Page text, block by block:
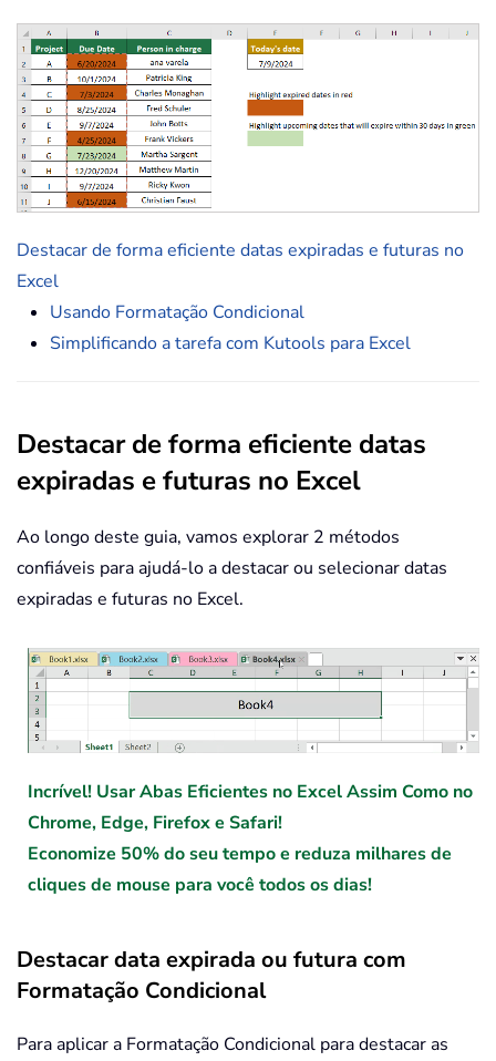
Destacar de forma eficiente datas expiradas e futuras no
Excel
Usando Formatação Condicional
Simplificando a tarefa com Kutools para Excel
Destacar de forma eficiente datas
expiradas e futuras no Excel
Ao longo deste guia, vamos explorar 2 métodos
confiáveis para ajudá-lo a destacar ou selecionar datas
expiradas e futuras no Excel.
Incrível! Usar Abas Eficientes no Excel Assim Como no
Chrome, Edge, Firefox e Safari!
Economize 50% do seu tempo e reduza milhares de
cliques de mouse para você todos os dias!
Destacar data expirada ou futura com
Formatação Condicional
Para aplicar a Formatação Condicional para destacar as